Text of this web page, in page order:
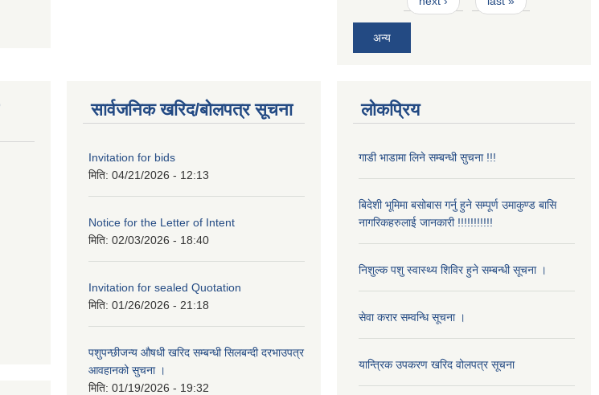
अन्य
सार्वजनिक खरिद/बोलपत्र सूचना
Invitation for bids
मिति: 04/21/2026 - 12:13
Notice for the Letter of Intent
मिति: 02/03/2026 - 18:40
Invitation for sealed Quotation
मिति: 01/26/2026 - 21:18
पशुपन्छीजन्य औषधी खरिद सम्बन्धी सिलबन्दी दरभाउपत्र
आवहानको सुचना ।
मिति: 01/19/2026 - 19:32
लोकप्रिय
गाडी भाडामा लिने सम्बन्धी सुचना !!!
बिदेशी भूमिमा बसोबास गर्नु हुने सम्पूर्ण उमाकुण्ड बासि
नागरिकहरुलाई जानकारी !!!!!!!!!!!
निशुल्क पशु स्वास्थ्य शिविर हुने सम्बन्धी सूचना ।
सेवा करार सम्वन्धि सूचना ।
यान्त्रिक उपकरण खरिद वोलपत्र सूचना